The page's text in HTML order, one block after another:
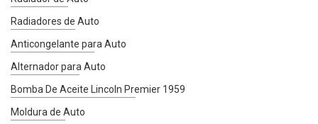
Radiadores de Auto
Anticongelante para Auto
Alternador para Auto
Bomba De Aceite Lincoln Premier 1959
Moldura de Auto